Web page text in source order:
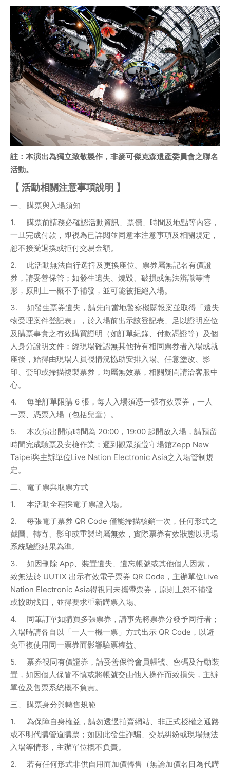
註：本演出為獨立致敬製作，非麥可傑克森遺產委員會之聯名
活動。
【 活動相關注意事項說明 】
一、	購票與入場須知
1.	購票前請務必確認活動資訊、票價、時間及地點等內容，
一旦完成付款，即視為已詳閱並同意本注意事項及相關規定，
恕不接受退換或拒付交易金額。
2.	此活動無法自行選擇及更換座位。票券屬無記名有價證
券，請妥善保管；如發生遺失、燒毀、破損或無法辨識等情
形，原則上一概不予補發，並可能被拒絕入場。
3.	如發生票券遺失，請先向當地警察機關報案並取得「遺失
物受理案件登記表」，於入場前出示該登記表、足以證明座位
及購票事實之有效購買證明（如訂單紀錄、付款憑證等）及個
人身分證明文件；經現場確認無其他持有相同票券者入場或就
座後，始得由現場人員視情況協助安排入場。任意塗改、影
印、套印或掃描複製票券，均屬無效票，相關疑問請洽客服中
心。
4.	每筆訂單限購 6 張，每人入場須憑一張有效票券，一人
一票、憑票入場（包括兒童）。
5.	本次演出開演時間為 20:00，19:00 起開放入場，請預留
時間完成驗票及安檢作業；遲到觀眾須遵守場館Zepp New
Taipei與主辦單位Live Nation Electronic Asia之入場管制規
定。
二、	電子票與取票方式
1.	本活動全程採電子票證入場。
2.	每張電子票券 QR Code 僅能掃描核銷一次，任何形式之
截圖、轉寄、影印或重製均屬無效，實際票券有效狀態以現場
系統驗證結果為準。
3.	如因刪除 App、裝置遺失、遺忘帳號或其他個人因素，
致無法於 UUTIX 出示有效電子票券 QR Code，主辦單位Live
Nation Electronic Asia得視同未攜帶票券，原則上恕不補發
或協助找回，並得要求重新購票入場。
4.	同筆訂單如購買多張票券，請事先將票券分發予同行者；
入場時請各自以「一人一機一票」方式出示 QR Code，以避
免重複使用同一票券而影響驗票權益。
5.	票券視同有價證券，請妥善保管會員帳號、密碼及行動裝
置，如因個人保管不慎或將帳號交由他人操作而致損失，主辦
單位及售票系統概不負責。
三、	購票身分與轉售規範
1.	為保障自身權益，請勿透過拍賣網站、非正式授權之通路
或不明代購管道購票；如因此發生詐騙、交易糾紛或現場無法
入場等情形，主辦單位概不負責。
2.	若有任何形式非供自用而加價轉售（無論加價名目為代購